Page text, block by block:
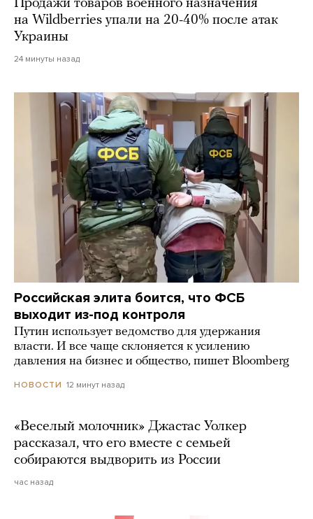
Продажи товаров военного назначения
на Wildberries упали на 20-40% после атак
Украины
24 минуты назад
Российская элита боится, что ФСБ
выходит из-под контроля
Путин использует ведомство для удержания
власти. И все чаще склоняется к усилению
давления на бизнес и общество, пишет Bloomberg
НОВОСТИ 12 минут назад
«Веселый молочник» Джастас Уолкер
рассказал, что его вместе с семьей
собираются выдворить из России
час назад